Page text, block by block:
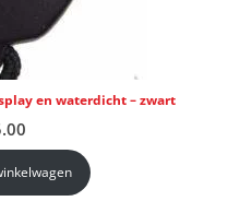
en waterdicht – zwart
Huidige
€5.00.